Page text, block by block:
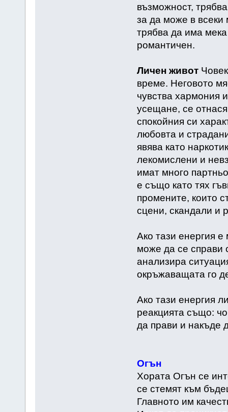
възможност,
за да може в
трябва да има
романтичен.
Личен живот
време. Неговото
чувства хармония
усещане, се
спокойния си
любовта и
явява като
лекомислени и
имат много
е също като тях
промените, които
сцени, скандали и
Ако тази енергия
може да се справи
анализира
окръжаващата го
Ако тази енергия
реакцията също:
да прави и накъде
Огън
Хората Огън се
се стемят към
Главното им